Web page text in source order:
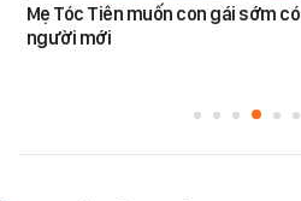
Mẹ Tóc Tiên muốn con gái sớm có
người mới